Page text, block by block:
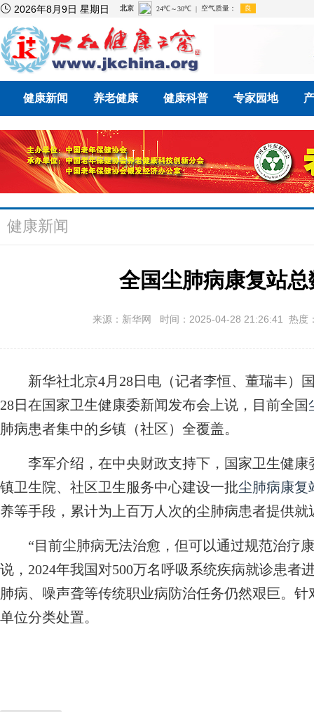
 2026年8月9日 星期日
健康新闻 养老健康 健康科普 专家园地
健康新闻
全国尘肺病康复站
来源：新华网 时间：2025-04-28 21:26:41 热度
新华社北京4月28日电（记者李恒、董瑞丰）
28日在国家卫生健康委新闻发布会上说，目前全国
肺病患者集中的乡镇（社区）全覆盖。
李军介绍，在中央财政支持下，国家卫生健康
镇卫生院、社区卫生服务中心建设一批尘肺病康复
养等手段，累计为上百万人次的尘肺病患者提供
“目前尘肺病无法治愈，但可以通过规范治疗康
说，2024年我国对500万名呼吸系统疾病就诊患者
肺病、噪声聋等传统职业病防治任务仍然艰巨。
单位分类处置。